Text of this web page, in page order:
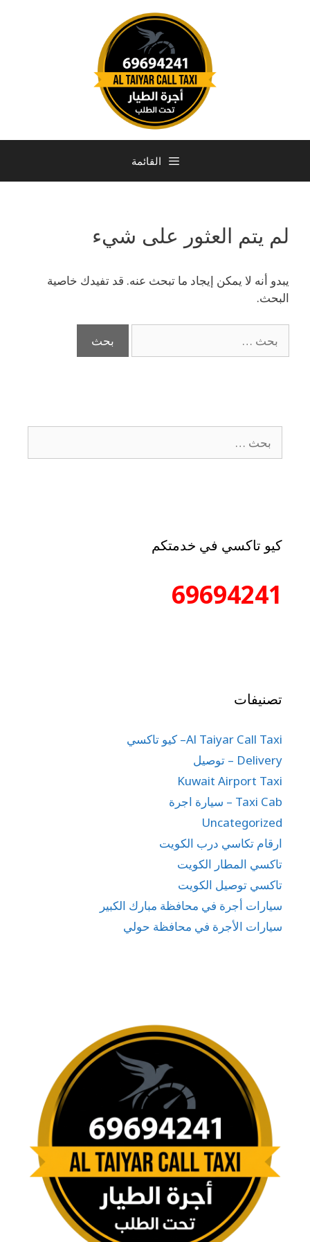
القائمة
لم يتم العثور على شيء
يبدو أنه لا يمكن إيجاد ما تبحث عنه. قد تفيدك خاصية
البحث.
كيو تاكسي في خدمتكم
69694241
تصنيفات
Al Taiyar Call Taxi– كيو تاكسي
Delivery – توصيل
Kuwait Airport Taxi
Taxi Cab – سيارة اجرة
Uncategorized
ارقام تكاسي درب الكويت
تاكسي المطار الكويت
تاكسي توصيل الكويت
سيارات أجرة في محافظة مبارك الكبير
سيارات الأجرة في محافظة حولي